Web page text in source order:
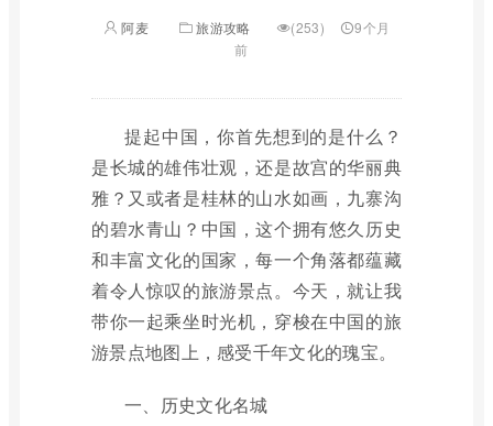
阿麦 旅游攻略 (253)
9个月
前
提起中国，你首先想到的是什么？
是长城的雄伟壮观，还是故宫的华丽典
雅？又或者是桂林的山水如画，九寨沟
的碧水青山？中国，这个拥有悠久历史
和丰富文化的国家，每一个角落都蕴藏
着令人惊叹的旅游景点。今天，就让我
带你一起乘坐时光机，穿梭在中国的旅
游景点地图上，感受千年文化的瑰宝。
一、历史文化名城